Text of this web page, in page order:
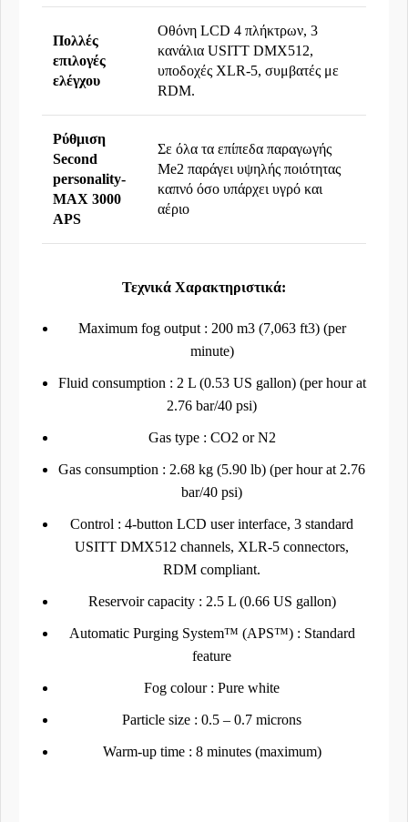
Πολλές
επιλογές
ελέγχου
Οθόνη LCD 4 πλήκτρων, 3
κανάλια USITT DMX512,
υποδοχές XLR-5, συμβατές με
RDM.
Ρύθμιση
Second
personality-
MAX 3000
APS
Σε όλα τα επίπεδα παραγωγής
Me2 παράγει υψηλής ποιότητας
καπνό όσο υπάρχει υγρό και
αέριο
Τεχνικά Χαρακτηριστικά:
Maximum fog output : 200 m3 (7,063 ft3) (per
minute)
Fluid consumption : 2 L (0.53 US gallon) (per hour at
2.76 bar/40 psi)
Gas type : CO2 or N2
Gas consumption : 2.68 kg (5.90 lb) (per hour at 2.76
bar/40 psi)
Control : 4-button LCD user interface, 3 standard
USITT DMX512 channels, XLR-5 connectors,
RDM compliant.
Reservoir capacity : 2.5 L (0.66 US gallon)
Automatic Purging System™ (APS™) : Standard
feature
Fog colour : Pure white
Particle size : 0.5 – 0.7 microns
Warm-up time : 8 minutes (maximum)